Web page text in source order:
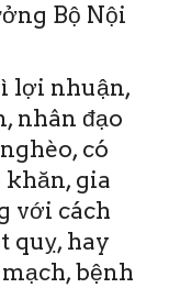
Bộ Nội
lợi nhuận,
nhân đạo
có
khăn, gia
với cách
quỵ, hay
bệnh